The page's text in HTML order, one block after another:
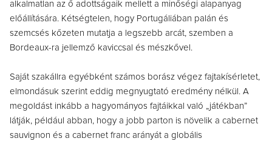
alkalmatlan az ő adottságaik mellett a minőségi alapanyag
előállítására. Kétségtelen, hogy Portugáliában palán és
szemcsés kőzeten mutatja a legszebb arcát, szemben a
Bordeaux-ra jellemző kaviccsal és mészkővel.
Saját szakállra egyébként számos borász végez fajtakísérletet,
elmondásuk szerint eddig megnyugtató eredmény nélkül. A
megoldást inkább a hagyományos fajtáikkal való „játékban”
látják, például abban, hogy a jobb parton is növelik a cabernet
sauvignon és a cabernet franc arányát a globális